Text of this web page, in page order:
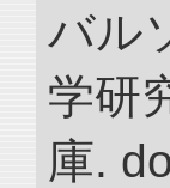
バル
学研
庫.